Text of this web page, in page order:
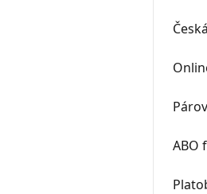
ABO